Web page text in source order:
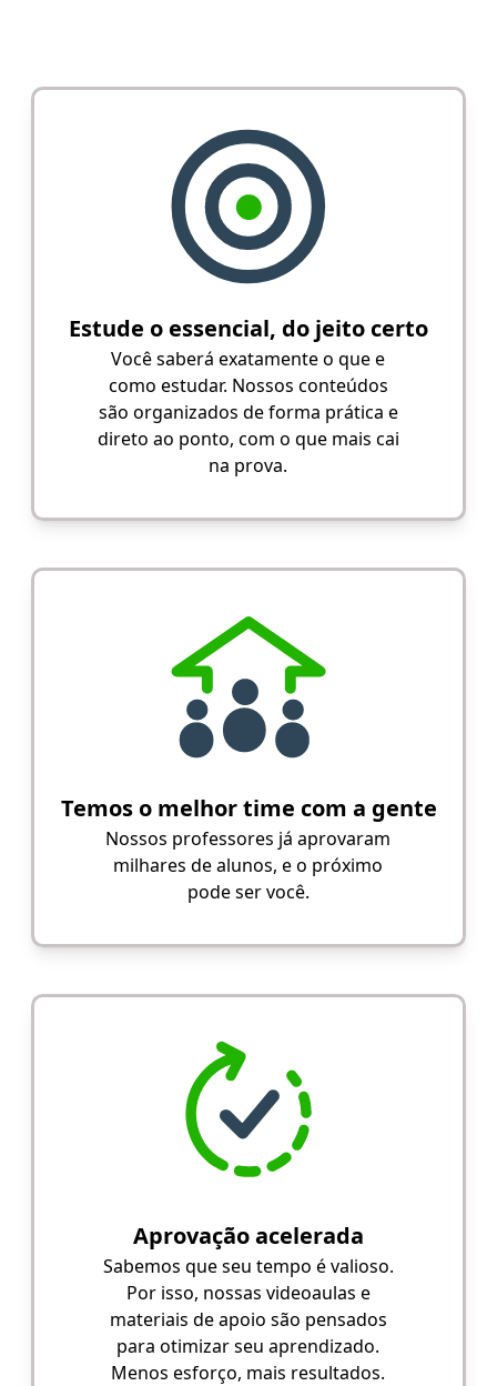
Estude o essencial, do jeito certo
Você saberá exatamente o que e
como estudar. Nossos conteúdos
são organizados de forma prática e
direto ao ponto, com o que mais cai
na prova.
Temos o melhor time com a gente
Nossos professores já aprovaram
milhares de alunos, e o próximo
pode ser você.
Aprovação acelerada
Sabemos que seu tempo é valioso.
Por isso, nossas videoaulas e
materiais de apoio são pensados
para otimizar seu aprendizado.
Menos esforço, mais resultados.